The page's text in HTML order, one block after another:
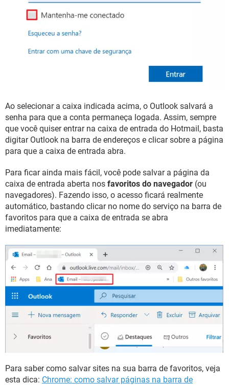
Ao selecionar a caixa indicada acima, o Outlook salvará a
senha para que a conta permaneça logada. Assim, sempre
que você quiser entrar na caixa de entrada do Hotmail, basta
digitar Outlook na barra de endereços e clicar sobre a página
para que a caixa de entrada abra.
Para ficar ainda mais fácil, você pode salvar a página da
caixa de entrada aberta nos favoritos do navegador (ou
navegadores). Fazendo isso, o acesso ficará realmente
automático, bastando clicar no nome do serviço na barra de
favoritos para que a caixa de entrada se abra
imediatamente:
Para saber como salvar sites na sua barra de favoritos, veja
esta dica: Chrome: como salvar páginas na barra de